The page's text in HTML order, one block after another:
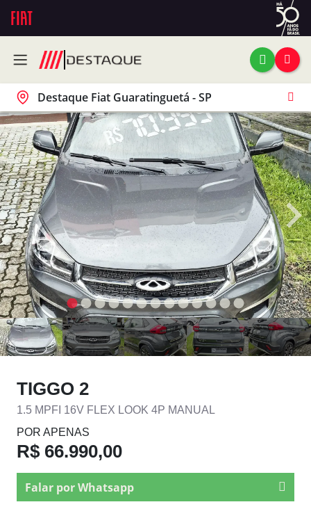
Destaque Fiat Guaratinguetá - SP
TIGGO 2
1.5 MPFI 16V FLEX LOOK 4P MANUAL
POR APENAS
R$ 66.990,00
Falar por Whatsapp